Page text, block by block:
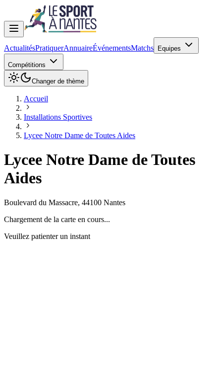
ActualitésPratiquerAnnuaireÉvénementsMatchs Equipes
Compétitions
Changer de thème
Accueil
Installations Sportives
Lycee Notre Dame de Toutes Aides
Lycee Notre Dame de Toutes
Aides
Boulevard du Massacre, 44100 Nantes
Chargement de la carte en cours...
Veuillez patienter un instant